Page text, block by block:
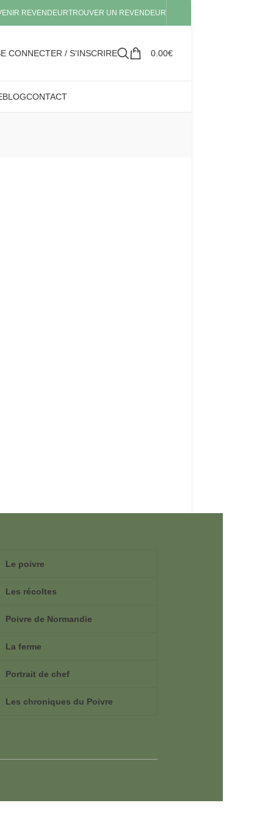
REVENDEURTROUVER UN REVENDEUR
CONNECTER / S'INSCRIRE 0.00€
BLOGCONTACT
Le poivre
Les récoltes
Poivre de Normandie
La ferme
Portrait de chef
Les chroniques du Poivre